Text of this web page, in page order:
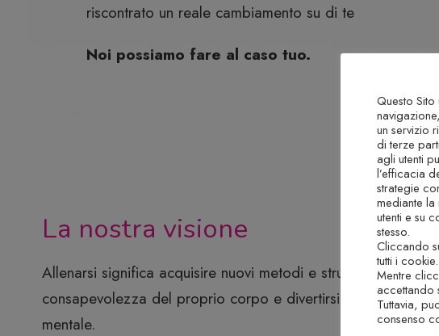
riscontrato un reale cambiamento su di te
Noi possiamo fare al caso tuo.
La nostra visione
Allenarsi significa acquisire nuovi metodi e strumenti per
consapevolezza del proprio corpo e divertirsi con equilibrio
mentale.
Questo
un servizio
di terze
agli utenti
l’efficacia
strategie
mediante
utenti e su
stesso.
Cliccando
tutti i cookie.
Mentre
accettando
Tuttavia,
consenso